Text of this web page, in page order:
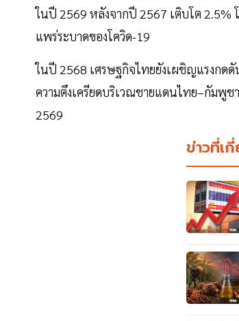
ในปี 2569 หลังจากปี 2567 เติบโต 2.5%
แพร่ระบาดของโควิด-19
ในปี 2568 เศรษฐกิจไทยยังเผชิญแรงกด
ความตึงเครียดบริเวณชายแดนไทย–กัมพู
2569
ข่าวที่เ